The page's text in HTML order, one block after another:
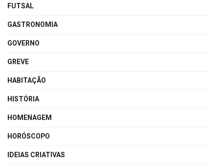
FUTSAL
GASTRONOMIA
GOVERNO
GREVE
HABITAÇÃO
HISTÓRIA
HOMENAGEM
HORÓSCOPO
IDEIAS CRIATIVAS